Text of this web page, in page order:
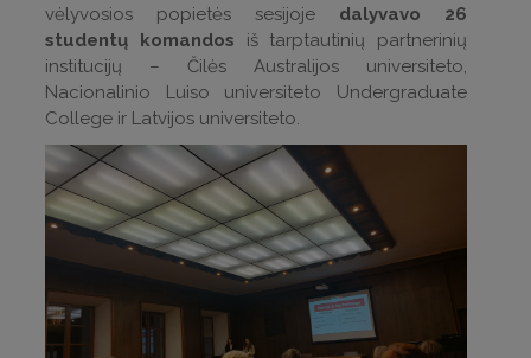
vėlyvosios popietės sesijoje dalyvavo 26
studentų komandos iš tarptautinių partnerinių
institucijų – Čilės Australijos universiteto,
Nacionalinio Luiso universiteto Undergraduate
College ir Latvijos universiteto.